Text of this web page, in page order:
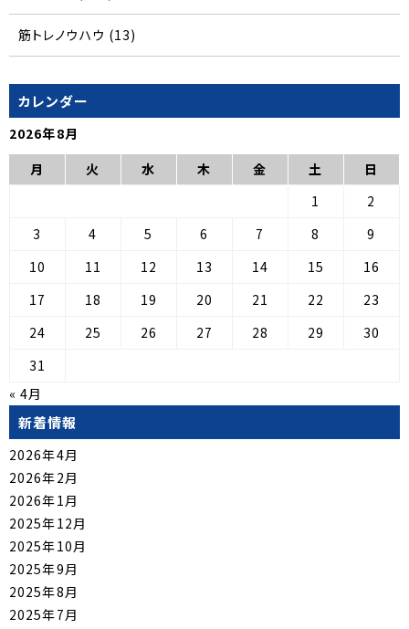
筋トレノウハウ (13)
カレンダー
2026年8月
月
火 水 木 金 土
日
1
2
3
4 5 6 7 8
9
10
11 12 13 14 15
16
17
18 19 20 21 22
23
24
25 26 27 28 29
30
31
« 4月
新着情報
2026年4月
2026年2月
2026年1月
2025年12月
2025年10月
2025年9月
2025年8月
2025年7月